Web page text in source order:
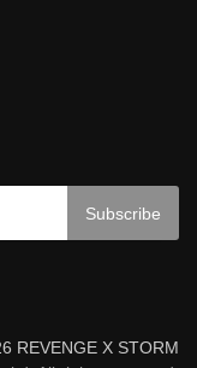
REVENGE X STORM